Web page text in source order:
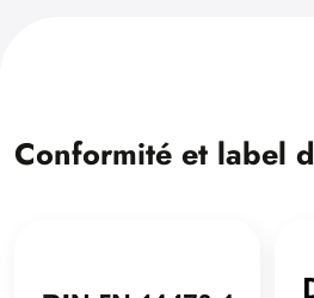
Conformité et label